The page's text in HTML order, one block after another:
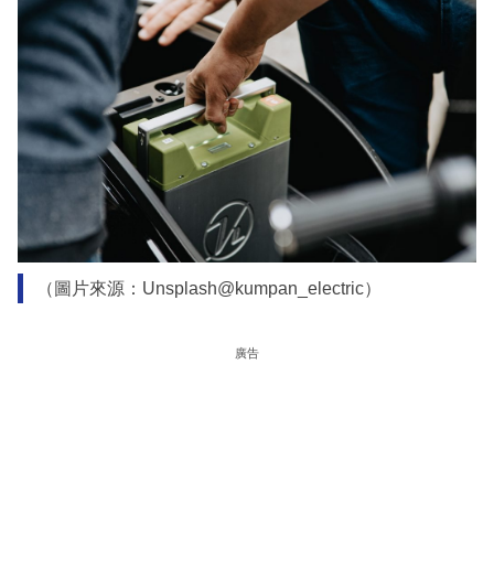
（圖片來源：Unsplash@kumpan_electric）
廣告